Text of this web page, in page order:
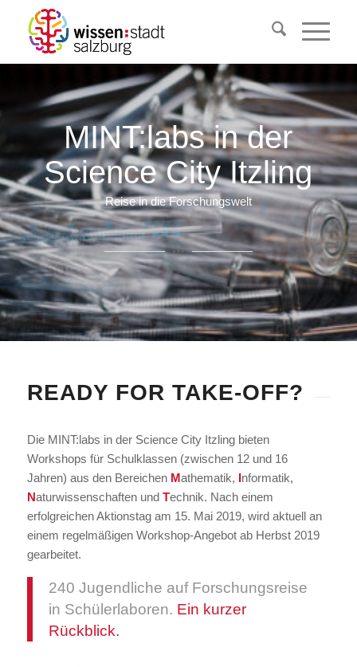
MINT:labs in der
Science City Itzling
Reise in die Forschungswelt
READY FOR TAKE-OFF?
Die MINT:labs in der Science City Itzling bieten
Workshops für Schulklassen (zwischen 12 und 16
Jahren) aus den Bereichen Mathematik, Informatik,
Naturwissenschaften und Technik. Nach einem
erfolgreichen Aktionstag am 15. Mai 2019, wird aktuell an
einem regelmäßigen Workshop-Angebot ab Herbst 2019
gearbeitet.
240 Jugendliche auf Forschungsreise
in Schülerlaboren. Ein kurzer
Rückblick.